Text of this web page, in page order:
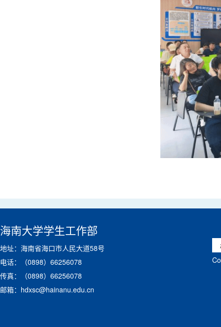
海南大学学生工作部
地址：海南省海口市人民大道58号
电话：（0898）66256078
传真：（0898）66256078
邮箱：hdxsc@hainanu.edu.cn